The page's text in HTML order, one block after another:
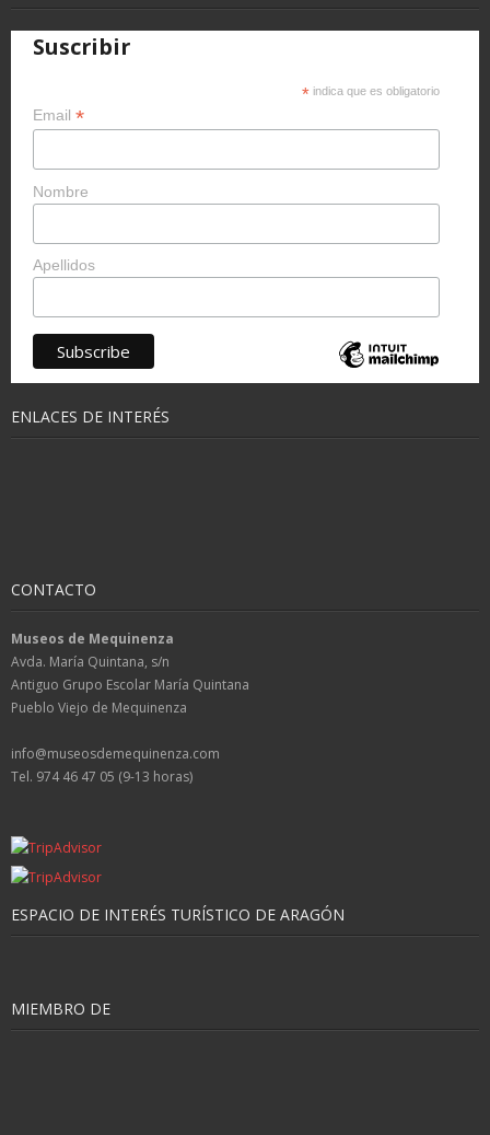
Suscribir
* indica que es obligatorio
Email *
Nombre
Apellidos
ENLACES DE INTERÉS
CONTACTO
Museos de Mequinenza
Avda. María Quintana, s/n
Antiguo Grupo Escolar María Quintana
Pueblo Viejo de Mequinenza
info@museosdemequinenza.com
Tel. 974 46 47 05 (9-13 horas)
ESPACIO DE INTERÉS TURÍSTICO DE ARAGÓN
MIEMBRO DE